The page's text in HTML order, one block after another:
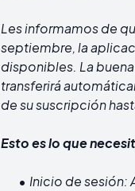
Les informamos de
septiembre, la
disponibles. La
transferirá
de su suscripción
Esto es lo que
Inicio de sesión: